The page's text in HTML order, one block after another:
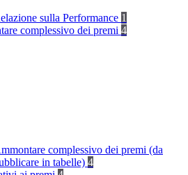
sulla Performance 1
complessivo dei premi 4
complessivo dei premi (da
in tabelle) 4